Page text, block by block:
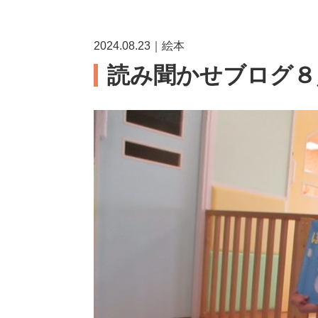
2024.08.23｜絵本
読み聞かせブログ